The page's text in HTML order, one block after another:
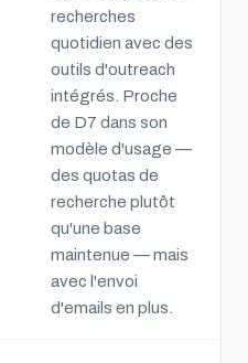
recherches
quotidien avec des
outils d'outreach
intégrés. Proche
de D7 dans son
modèle d'usage —
des quotas de
recherche plutôt
qu'une base
maintenue — mais
avec l'envoi
d'emails en plus.